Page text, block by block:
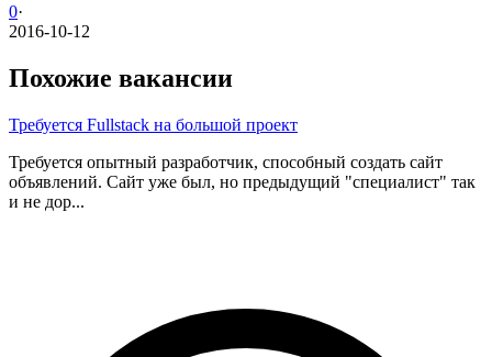
0·
2016-10-12
Похожие вакансии
Требуется Fullstack на большой проект
Требуется опытный разработчик, способный создать сайт
объявлений. Сайт уже был, но предыдущий "специалист" так
и не дор...